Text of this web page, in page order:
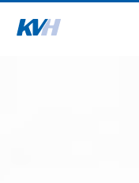
Zur Startseite